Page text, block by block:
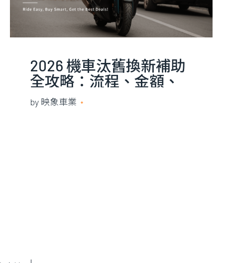
2026 機車汰舊換新補助
全攻略：流程、金額、
申辦細節一次掌握
by 映象車業